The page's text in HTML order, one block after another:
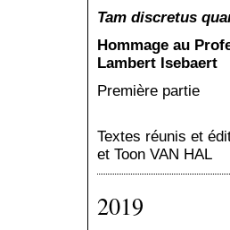
Tam discretus
Hommage au
Lambert Isebaert
Première partie
Textes réunis et
et Toon VAN HAL
2019